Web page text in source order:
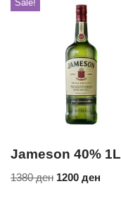
Sale!
Jameson 40% 1L
1380ден 1200 ден